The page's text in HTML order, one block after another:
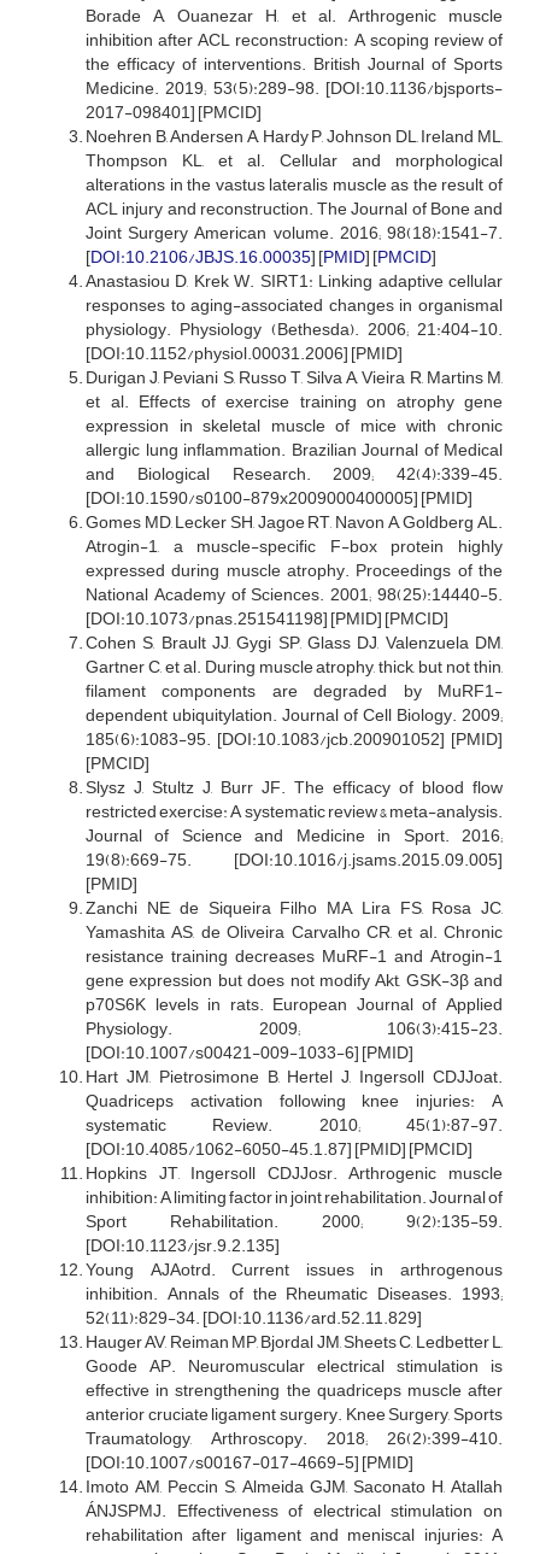
Borade A, Ouanezar H, et al. Arthrogenic muscle
inhibition after ACL reconstruction: A scoping review of
the efficacy of interventions. British Journal of Sports
Medicine. 2019; 53(5):289-98. [DOI:10.1136/bjsports-
2017-098401] [PMCID]
Noehren B, Andersen A, Hardy P, Johnson DL, Ireland ML,
Thompson KL, et al. Cellular and morphological
alterations in the vastus lateralis muscle as the result of
ACL injury and reconstruction. The Journal of Bone and
Joint Surgery American volume. 2016; 98(18):1541-7.
[DOI:10.2106/JBJS.16.00035] [PMID] [PMCID]
Anastasiou D, Krek W. SIRT1: Linking adaptive cellular
responses to aging-associated changes in organismal
physiology. Physiology (Bethesda). 2006; 21:404-10.
[DOI:10.1152/physiol.00031.2006] [PMID]
Durigan J, Peviani S, Russo T, Silva A, Vieira R, Martins M,
et al. Effects of exercise training on atrophy gene
expression in skeletal muscle of mice with chronic
allergic lung inflammation. Brazilian Journal of Medical
and Biological Research. 2009; 42(4):339-45.
[DOI:10.1590/s0100-879x2009000400005] [PMID]
Gomes MD, Lecker SH, Jagoe RT, Navon A, Goldberg AL.
Atrogin-1, a muscle-specific F-box protein highly
expressed during muscle atrophy. Proceedings of the
National Academy of Sciences. 2001; 98(25):14440-5.
[DOI:10.1073/pnas.251541198] [PMID] [PMCID]
Cohen S, Brault JJ, Gygi SP, Glass DJ, Valenzuela DM,
Gartner C, et al. During muscle atrophy, thick, but not thin,
filament components are degraded by MuRF1-
dependent ubiquitylation. Journal of Cell Biology. 2009;
185(6):1083-95. [DOI:10.1083/jcb.200901052] [PMID]
[PMCID]
Slysz J, Stultz J, Burr JF. The efficacy of blood flow
restricted exercise: A systematic review & meta-analysis.
Journal of Science and Medicine in Sport. 2016;
19(8):669-75. [DOI:10.1016/j.jsams.2015.09.005]
[PMID]
Zanchi NE, de Siqueira Filho MA, Lira FS, Rosa JC,
Yamashita AS, de Oliveira Carvalho CR, et al. Chronic
resistance training decreases MuRF-1 and Atrogin-1
gene expression but does not modify Akt, GSK-3β and
p70S6K levels in rats. European Journal of Applied
Physiology. 2009; 106(3):415-23.
[DOI:10.1007/s00421-009-1033-6] [PMID]
Hart JM, Pietrosimone B, Hertel J, Ingersoll CDJJoat.
Quadriceps activation following knee injuries: A
systematic Review. 2010; 45(1):87-97.
[DOI:10.4085/1062-6050-45.1.87] [PMID] [PMCID]
Hopkins JT, Ingersoll CDJJosr. Arthrogenic muscle
inhibition: A limiting factor in joint rehabilitation. Journal of
Sport Rehabilitation. 2000; 9(2):135-59.
[DOI:10.1123/jsr.9.2.135]
Young AJAotrd. Current issues in arthrogenous
inhibition. Annals of the Rheumatic Diseases. 1993;
52(11):829-34. [DOI:10.1136/ard.52.11.829]
Hauger AV, Reiman MP, Bjordal JM, Sheets C, Ledbetter L,
Goode AP. Neuromuscular electrical stimulation is
effective in strengthening the quadriceps muscle after
anterior cruciate ligament surgery. Knee Surgery, Sports
Traumatology, Arthroscopy. 2018; 26(2):399-410.
[DOI:10.1007/s00167-017-4669-5] [PMID]
Imoto AM, Peccin S, Almeida GJM, Saconato H, Atallah
ÁNJSPMJ. Effectiveness of electrical stimulation on
rehabilitation after ligament and meniscal injuries: A